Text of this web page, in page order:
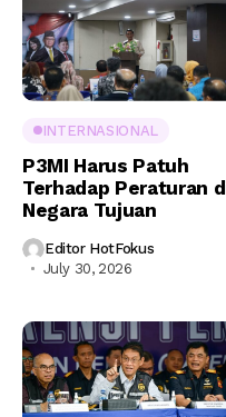
INTERNASIONAL
P3MI Harus Patuh
Terhadap Peraturan
Negara Tujuan
Editor HotFokus
July 30, 2026